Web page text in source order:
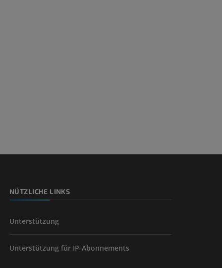
NÜTZLICHE LINKS
Unterstützung
Unterstützung für IP-Abonnements